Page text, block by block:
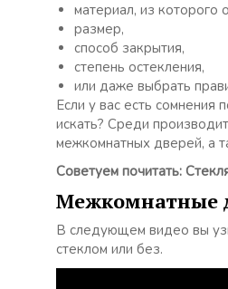
материал, из которого
размер,
способ закрытия,
степень остекления,
или даже выбрать
Если у вас есть сомнения
искать? Среди
межкомнатных дверей, а
Советуем почитать:
Межкомнатные
В следующем видео вы
стеклом или без.